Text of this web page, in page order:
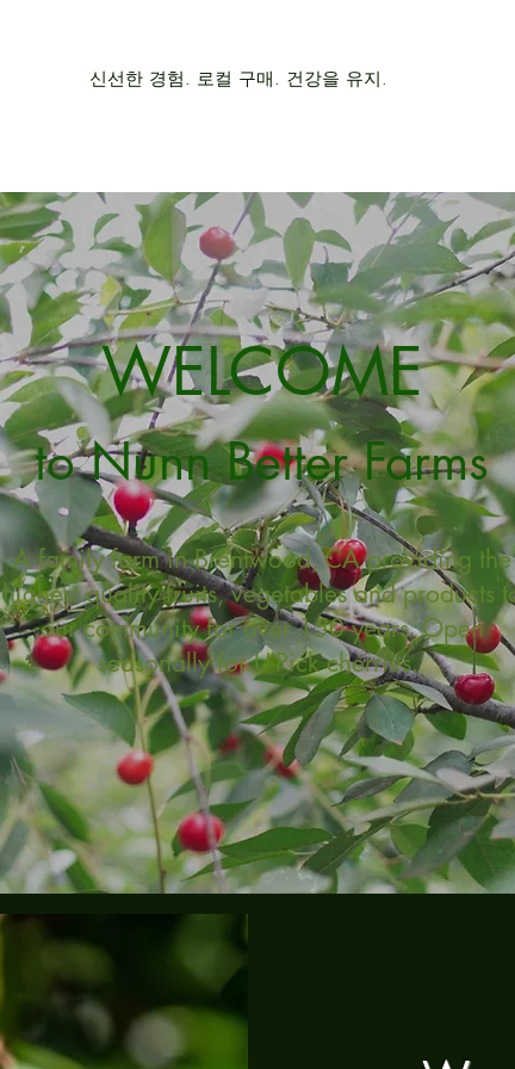
신선한 경험. 로컬 구매. 건강을 유지.
WELCOME
to Nunn Better Farms
A family farm in Brentwood, CA providing the
highest quality fruits, vegetables and products
our community for over 150 years. Open
seasonally for U-Pick cherries.